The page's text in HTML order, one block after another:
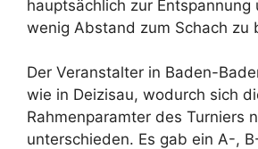
hauptsächlich zur Entspannung
wenig Abstand zum Schach zu
Der Veranstalter in Baden-
wie in Deizisau, wodurch sich
Rahmenparamter des Turniers
unterschieden. Es gab ein A-,